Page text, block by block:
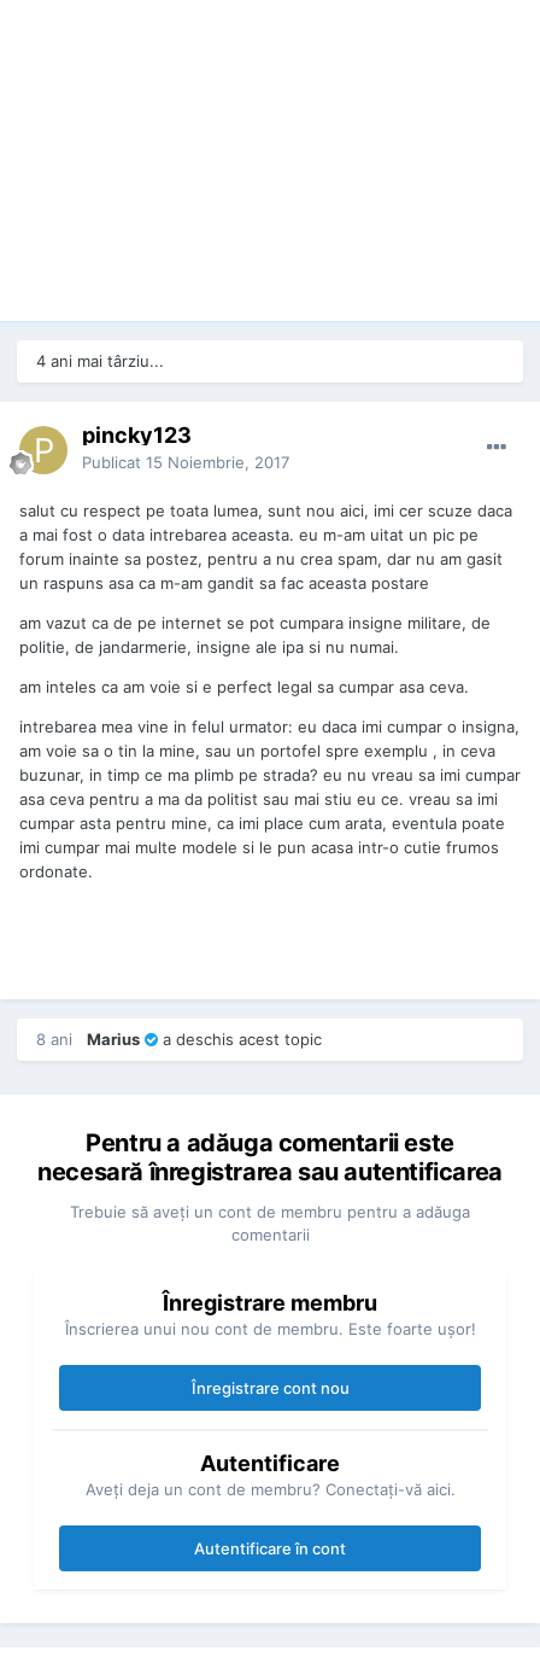
4 ani mai târziu...
pincky123
Publicat 15 Noiembrie, 2017
salut cu respect pe toata lumea, sunt nou aici, imi cer scuze daca
a mai fost o data intrebarea aceasta. eu m-am uitat un pic pe
forum inainte sa postez, pentru a nu crea spam, dar nu am gasit
un raspuns asa ca m-am gandit sa fac aceasta postare
am vazut ca de pe internet se pot cumpara insigne militare, de
politie, de jandarmerie, insigne ale ipa si nu numai.
am inteles ca am voie si e perfect legal sa cumpar asa ceva.
intrebarea mea vine in felul urmator: eu daca imi cumpar o insigna,
am voie sa o tin la mine, sau un portofel spre exemplu , in ceva
buzunar, in timp ce ma plimb pe strada? eu nu vreau sa imi cumpar
asa ceva pentru a ma da politist sau mai stiu eu ce. vreau sa imi
cumpar asta pentru mine, ca imi place cum arata, eventula poate
imi cumpar mai multe modele si le pun acasa intr-o cutie frumos
ordonate.
8 ani Marius a deschis acest topic
Pentru a adăuga comentarii este
necesară înregistrarea sau autentificarea
Trebuie să aveţi un cont de membru pentru a adăuga
comentarii
Înregistrare membru
Înscrierea unui nou cont de membru. Este foarte uşor!
Înregistrare cont nou
Autentificare
Aveţi deja un cont de membru? Conectaţi-vă aici.
Autentificare în cont